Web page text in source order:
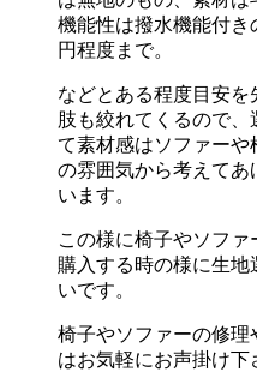
機能性は撥水機能付き
円程度まで。
などとある程度目安
肢も絞れてくるので
て素材感はソファーや
の雰囲気から考えてあ
います。
この様に椅子やソファ
購入する時の様に生
いです。
椅子やソファーの修理
はお気軽にお声掛け下